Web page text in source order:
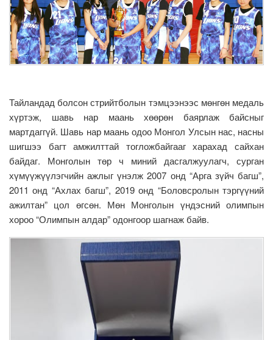
Тайландад болсон стрийтболын тэмцээнээс мөнгөн медаль
хүртэж, шавь нар маань хөөрөн баярлаж байсныг
мартдаггүй. Шавь нар маань одоо Монгол Улсын нас, насны
шигшээ багт амжилттай тогложбайгааг харахад сайхан
байдаг. Монголын төр ч миний дасгалжуулагч, сурган
хүмүүжүүлэгчийн ажлыг үнэлж 2007 онд “Арга зүйч багш”,
2011 онд “Ахлах багш”, 2019 онд “Боловсролын тэргүүний
ажилтан” цол өгсөн. Мөн Монголын үндэсний олимпын
хороо “Олимпын алдар” одонгоор шагнаж байв.